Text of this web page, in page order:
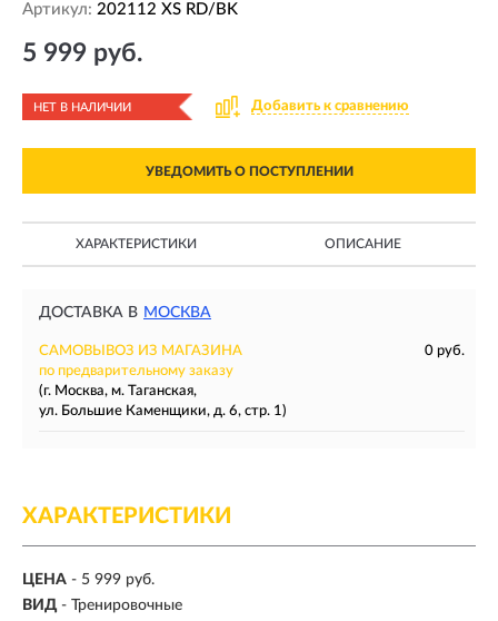
Артикул: 202112 XS RD/BK
5 999 руб.
НЕТ В НАЛИЧИИ Добавить к сравнению
УВЕДОМИТЬ О ПОСТУПЛЕНИИ
ХАРАКТЕРИСТИКИ ОПИСАНИЕ
ДОСТАВКА В МОСКВА
САМОВЫВОЗ ИЗ МАГАЗИНА
0 руб.
по предварительному заказу
(г. Москва, м. Таганская,
ул. Большие Каменщики, д. 6, стр. 1)
ХАРАКТЕРИСТИКИ
ЦЕНА - 5 999 руб.
ВИД - Тренировочные